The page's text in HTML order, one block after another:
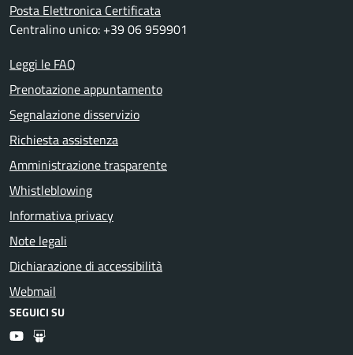
Posta Elettronica Certificata
Centralino unico: +39 06 959901
Leggi le FAQ
Prenotazione appuntamento
Segnalazione disservizio
Richiesta assistenza
Amministrazione trasparente
Whistleblowing
Informativa privacy
Note legali
Dichiarazione di accessibilità
Webmail
SEGUICI SU
YoutubeSlideshare